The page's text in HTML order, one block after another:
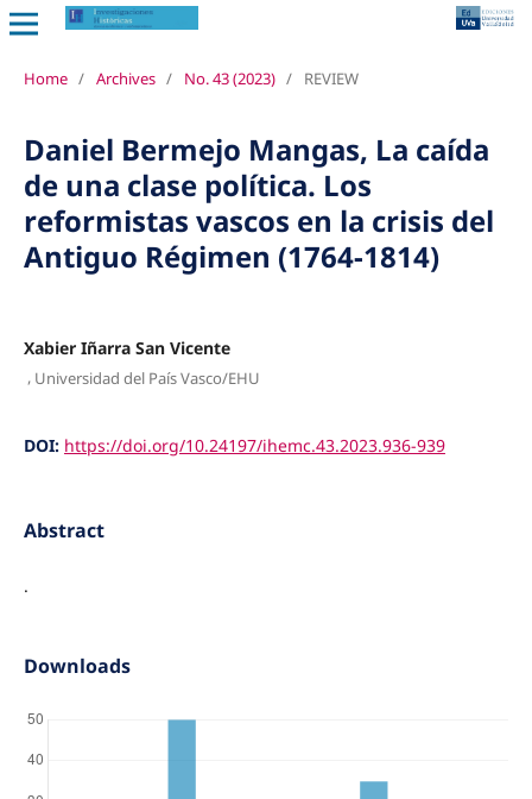
Home / Archives / No. 43 (2023) / REVIEW
Daniel Bermejo Mangas, La caída
de una clase política. Los
reformistas vascos en la crisis del
Antiguo Régimen (1764-1814)
Xabier Iñarra San Vicente
, Universidad del País Vasco/EHU
DOI: https://doi.org/10.24197/ihemc.43.2023.936-939
Abstract
.
Downloads